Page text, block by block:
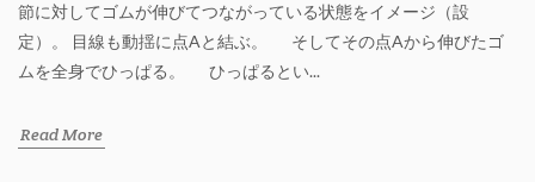
節に対してゴムが伸びてつながっている状態をイメージ（設
定）。 目線も動揺に点Aと結ぶ。 そしてその点Aから伸びたゴ
ムを全身でひっぱる。 ひっぱるとい...
Read More